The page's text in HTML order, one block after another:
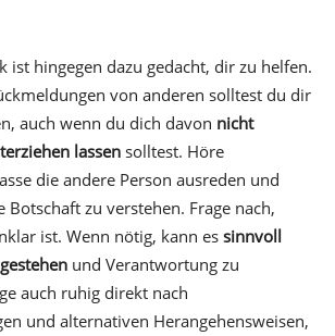
ist hingegen dazu gedacht, dir zu helfen.
von anderen solltest du dir
auch wenn du dich davon nicht
lassen solltest. Höre
die andere Person ausreden und
Botschaft zu verstehen. Frage nach,
ist. Wenn nötig, kann es sinnvoll
und Verantwortung zu
auch ruhig direkt nach
und alternativen Herangehensweisen,